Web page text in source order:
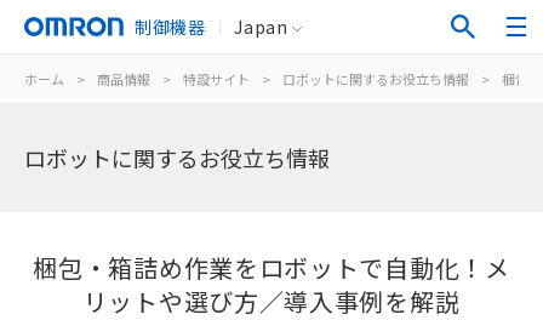
制御機器 Japan
ホーム > 商品情報 > 特設サイト > ロボットに関するお役立ち情報 > 梱包
ロボットに関するお役立ち情報
梱包・箱詰め作業をロボットで自動化！メ
リットや選び方／導入事例を解説